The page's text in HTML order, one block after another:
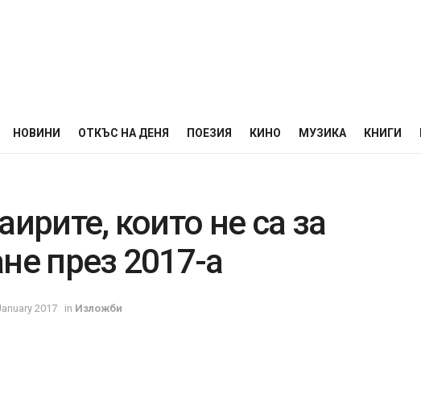
НОВИНИ ОТКЪС НА ДЕНЯ ПОЕЗИЯ КИНО МУЗИКА КНИГИ
които не са за
през 2017-а
2017 in Изложби